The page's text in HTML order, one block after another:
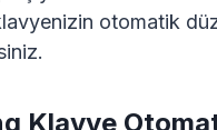
otomatik
Klavye